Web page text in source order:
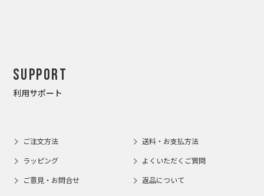
Support
利用サポート
ご注文方法 送料・お支払方法
ラッピング よくいただくご質問
ご意見・お問合せ 返品について